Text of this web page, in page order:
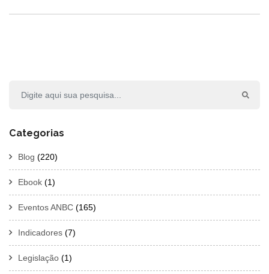
Categorias
Blog (220)
Ebook (1)
Eventos ANBC (165)
Indicadores (7)
Legislação (1)